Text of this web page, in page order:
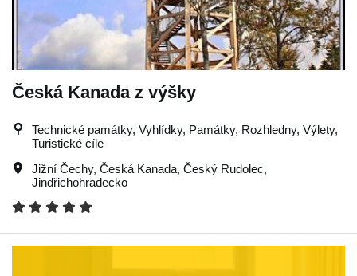
Česká Kanada z výšky
Technické památky, Vyhlídky, Památky, Rozhledny, Výlety,
Turistické cíle
Jižní Čechy, Česká Kanada, Český Rudolec,
Jindřichohradecko